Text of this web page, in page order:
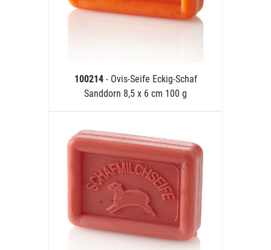
100214 - Ovis-Seife Eckig-Schaf
Sanddorn 8,5 x 6 cm 100 g